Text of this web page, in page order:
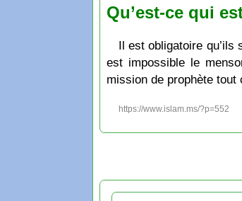
Qu’est-ce qui
Il est obligatoire qu’ils
est impossible le
mission de prophète tout
https://www.islam.ms/?p=552